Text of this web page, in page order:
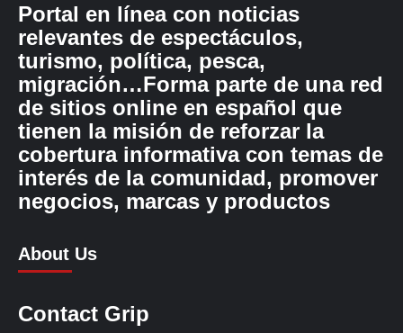
Portal en línea con noticias
relevantes de espectáculos,
turismo, política, pesca,
migración…Forma parte de una red
de sitios online en español que
tienen la misión de reforzar la
cobertura informativa con temas de
interés de la comunidad, promover
negocios, marcas y productos
About Us
Contact Grip